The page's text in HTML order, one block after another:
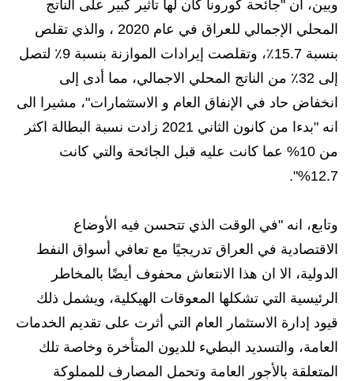
المرحلة الابتدائية
المرحلة المتوسطة
المرحلة الاعدادية
الجامعات
اخبار وقرارات وزارة التعليم
استمارة القبول المركزي
نتائج القبول المركزي
الطقس
العطل
صحة وطب
وبين، ان "جائحة كورونا كان لها تأثير كبير على الناتج
المحلي الإجمالي للعراق في عام 2020 ، والذي تقلص
بنسبة 15.7٪، وتقلصت إيرادات الموازنة بنسبة 9٪ لتصل
إلى 32٪ من الناتج المحلي الاجمالي، مما أدى إلى
انخفاض حاد في الإنفاق العام و الاستثمارات"، مشيرا الى
انه "بدءا من كانون الثاني 2021 زادت نسبة البطالة اكثر
من 10% عما كانت عليه قبل الجائحة والتي كانت
12.7%".
وتابع، انه "في الوقت الذي تتحسن فيه الأوضاع
الاقتصادية في العراق تدريجيًا مع تعافي أسواق النفط
الدولية، الا ان هذا الانتعاش محفوف أيضًا بالمخاطر
الرئيسية التي تشكلها المعوقات الهيكلية، ويشمل ذلك
قيود إدارة الاستثمار العام التي أثرت على تقديم الخدمات
العامة، والتسديد البطيء للديون المتأخرة وخاصة تلك
المتعلقة بالأجور العامة وتحمل المصارف للمملوكة